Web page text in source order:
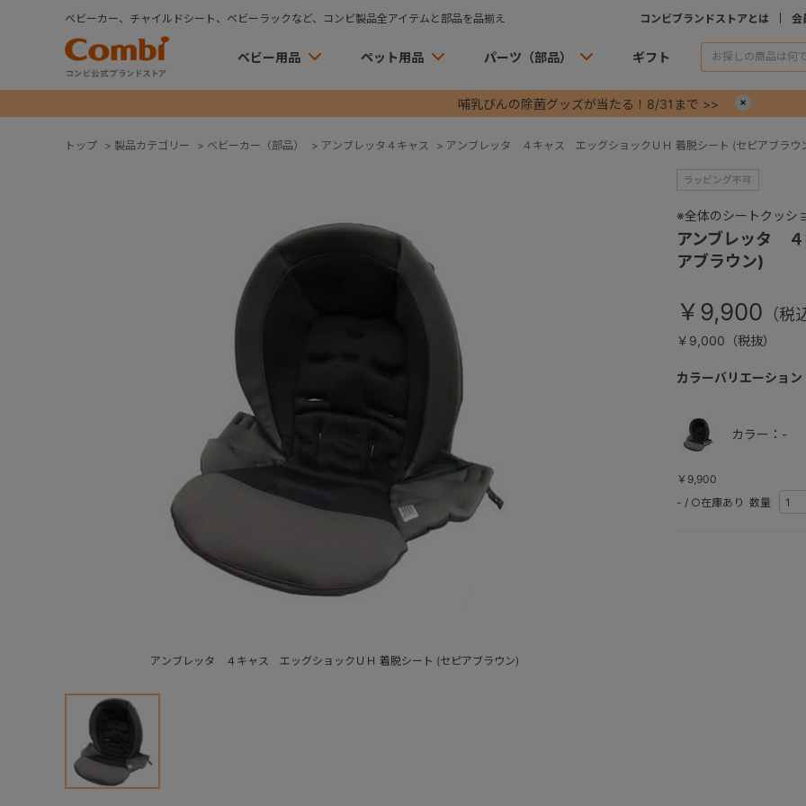
ベビーカー、チャイルドシート、ベビーラックなど、コンビ製品全アイテムと部品を品揃え コンビブランドストアとは 会
ベビー用品 ペット用品 パーツ（部品） ギフト
哺乳びんの除菌グッズが当たる！8/31まで >>
トップ > 製品カテゴリー > ベビーカー（部品） > アンブレッタ４キャス > アンブレッタ ４キャス エッグショックＵＨ 着脱シート (セピアブラウ
アンブレッタ ４キャス エッグショックＵＨ 着脱シート (セピアブラウン)
※全体のシートクッシ
アンブレッタ
アブラウン)
￥9,900
￥9,000（税抜）
カラーバリエーション
カラー：-
￥9,900
- / ○在庫あり 数量